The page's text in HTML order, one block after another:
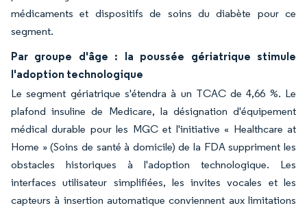
médicaments et dispositifs de soins du diabète pour ce
segment.
Par groupe d'âge : la poussée gériatrique stimule
l'adoption technologique
Le segment gériatrique s'étendra à un TCAC de 4,66 %. Le
plafond insuline de Medicare, la désignation d'équipement
médical durable pour les MGC et l'initiative « Healthcare at
Home » (Soins de santé à domicile) de la FDA suppriment les
obstacles historiques à l'adoption technologique. Les
interfaces utilisateur simplifiées, les invites vocales et les
capteurs à insertion automatique conviennent aux limitations